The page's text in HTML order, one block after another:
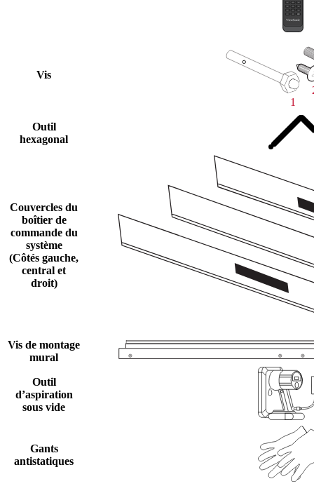
Vis
Outil
hexagonal
Couvercles du
boîtier de
commande du
système
(Côtés gauche,
central et
droit)
Vis de montage
mural
Outil
d’aspiration
sous vide
Gants
antistatiques